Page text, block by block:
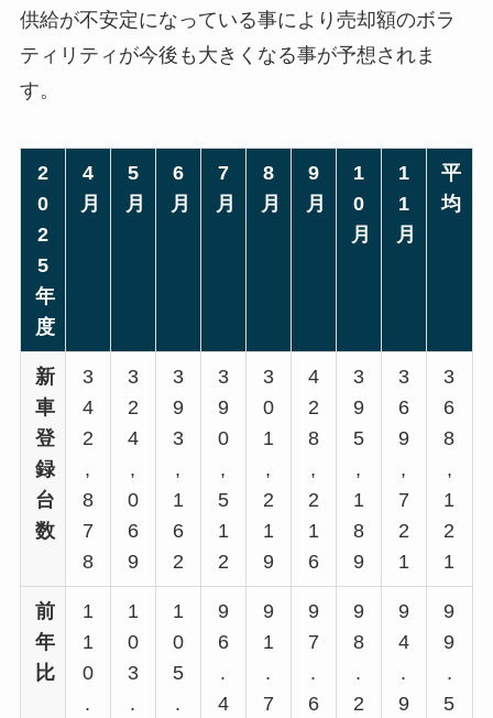
供給が不安定になっている事により売却額のボラ
ティリティが今後も大きくなる事が予想されま
す。
2
0
2
5
年
度
4
月
5
月
6
月
7
月
8
月
9
月
1
0
月
1
1
月
平
均
新
車
登
録
台
数
3
4
2
,
8
7
8
3
2
4
,
0
6
9
3
9
3
,
1
6
2
3
9
0
,
5
1
2
3
0
1
,
2
1
9
4
2
8
,
2
1
6
3
9
5
,
1
8
9
3
6
9
,
7
2
1
3
6
8
,
1
2
1
前
年
比
1
1
0
.
1
0
3
.
1
0
5
.
9
6
.
4
9
1
.
7
9
7
.
6
9
8
.
2
9
4
.
9
9
9
.
5